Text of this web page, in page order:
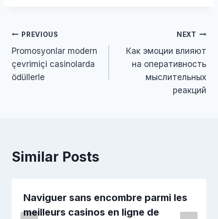
PREVIOUS
Promosyonlar modern
çevrimiçi casinolarda
ödüllerle
NEXT
Как эмоции влияют
на оперативность
мыслительных
реакций
Similar Posts
Naviguer sans encombre parmi les
meilleurs casinos en ligne de